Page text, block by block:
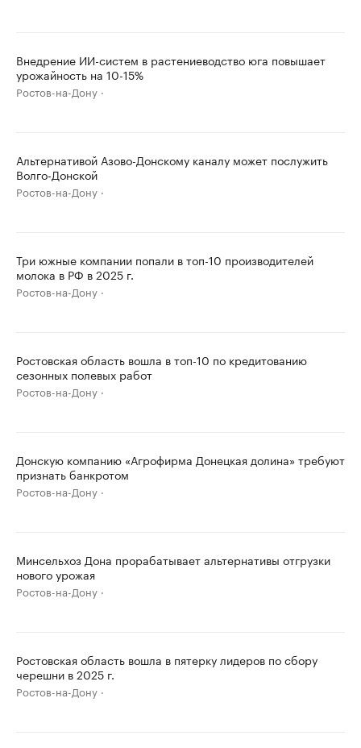
Внедрение ИИ-систем в растениеводство юга повышает
урожайность на 10-15%
Ростов-на-Дону
Альтернативой Азово-Донскому каналу может послужить
Волго-Донской
Ростов-на-Дону
Три южные компании попали в топ-10 производителей
молока в РФ в 2025 г.
Ростов-на-Дону
Ростовская область вошла в топ-10 по кредитованию
сезонных полевых работ
Ростов-на-Дону
Донскую компанию «Агрофирма Донецкая долина» требуют
признать банкротом
Ростов-на-Дону
Минсельхоз Дона прорабатывает альтернативы отгрузки
нового урожая
Ростов-на-Дону
Ростовская область вошла в пятерку лидеров по сбору
черешни в 2025 г.
Ростов-на-Дону